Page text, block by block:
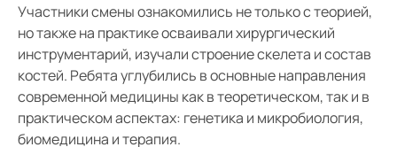
Участники смены ознакомились не только с теорией,
но также на практике осваивали хирургический
инструментарий, изучали строение скелета и состав
костей. Ребята углубились в основные направления
современной медицины как в теоретическом, так и в
практическом аспектах: генетика и микробиология,
биомедицина и терапия.